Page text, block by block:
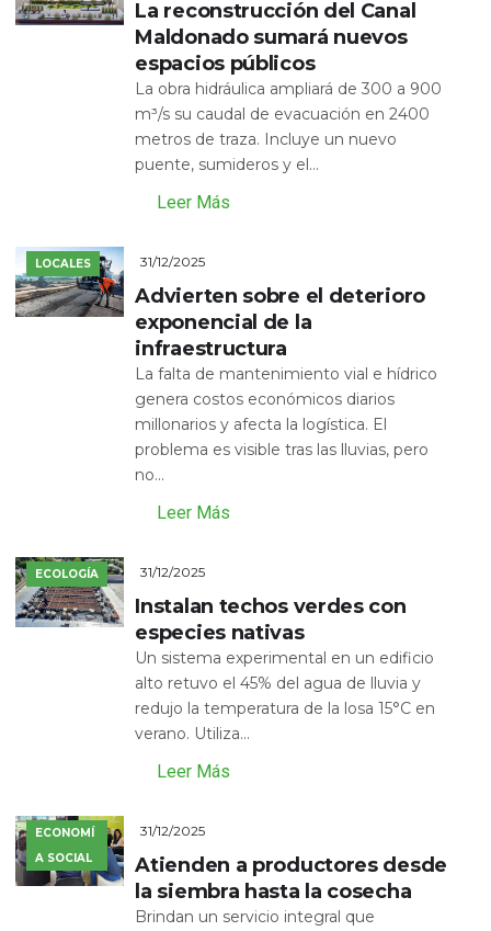
La reconstrucción del Canal
Maldonado sumará nuevos
espacios públicos
La obra hidráulica ampliará de 300 a 900
m³/s su caudal de evacuación en 2400
metros de traza. Incluye un nuevo
puente, sumideros y el...
Leer Más
LOCALES 31/12/2025
Advierten sobre el deterioro
exponencial de la
infraestructura
La falta de mantenimiento vial e hídrico
genera costos económicos diarios
millonarios y afecta la logística. El
problema es visible tras las lluvias, pero
no...
Leer Más
ECOLOGÍA 31/12/2025
Instalan techos verdes con
especies nativas
Un sistema experimental en un edificio
alto retuvo el 45% del agua de lluvia y
redujo la temperatura de la losa 15°C en
verano. Utiliza...
Leer Más
ECONOMÍ
A SOCIAL
31/12/2025
Atienden a productores desde
la siembra hasta la cosecha
Brindan un servicio integral que